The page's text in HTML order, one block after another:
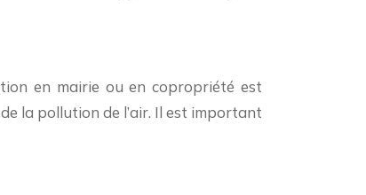
en mairie ou en copropriété est
la pollution de l’air. Il est important